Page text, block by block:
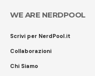
WE ARE NERDPOOL
Scrivi per NerdPool.it
Collaborazioni
Chi Siamo